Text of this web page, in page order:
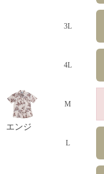
3L
4L
エンジ
M
L